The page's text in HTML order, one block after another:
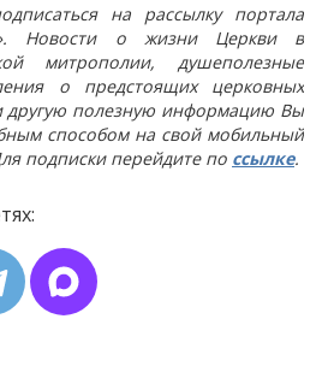
на рассылку портала
Новости о жизни Церкви в
митрополии, душеполезные
о предстоящих церковных
другую полезную информацию Вы
способом на свой мобильный
подписки перейдите по ссылке.